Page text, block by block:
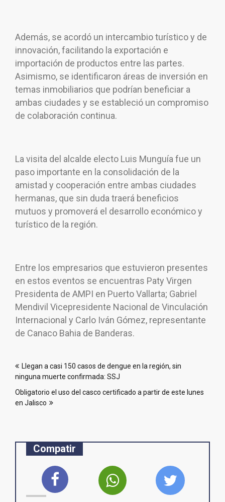
Además, se acordó un intercambio turístico y de
innovación, facilitando la exportación e
importación de productos entre las partes.
Asimismo, se identificaron áreas de inversión en
temas inmobiliarios que podrían beneficiar a
ambas ciudades y se estableció un compromiso
de colaboración continua.
La visita del alcalde electo Luis Munguía fue un
paso importante en la consolidación de la
amistad y cooperación entre ambas ciudades
hermanas, que sin duda traerá beneficios
mutuos y promoverá el desarrollo económico y
turístico de la región.
Entre los empresarios que estuvieron presentes
en estos eventos se encuentras Paty Virgen
Presidenta de AMPI en Puerto Vallarta; Gabriel
Mendivil Vicepresidente Nacional de Vinculación
Internacional y Carlo Iván Gómez, representante
de Canaco Bahia de Banderas.
de
entradas
Llegan a casi 150 casos de dengue en la región, sin
ninguna muerte confirmada: SSJ
Obligatorio el uso del casco certificado a partir de este lunes
en Jalisco
Compatir